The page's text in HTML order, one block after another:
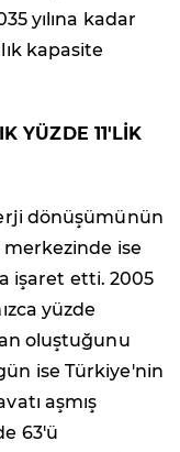
yılına kadar
kapasite
YÜZDE 11'LİK
dönüşümünün
ise
işaret etti. 2005
yüzde
oluştuğunu
ise Türkiye'nin
aşmış
63'ü